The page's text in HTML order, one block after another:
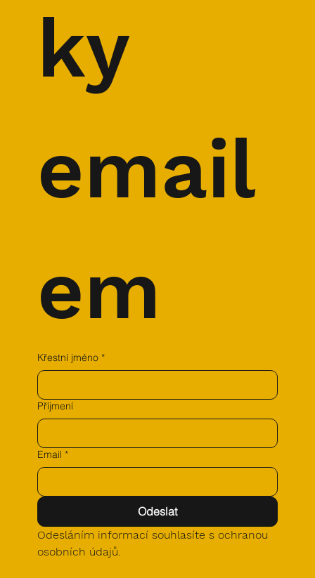
ky
email
em
Křestní jméno *
Příjmení
Email *
Odeslat
Odesláním informací souhlasíte s ochranou
osobních údajů.